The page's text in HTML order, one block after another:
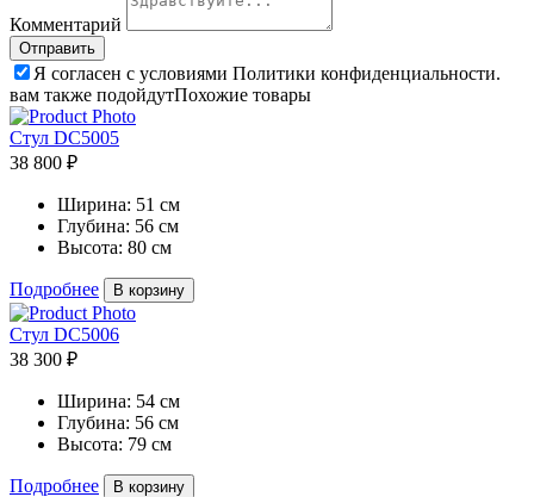
Комментарий
Я согласен с условиями Политики конфиденциальности.
вам также подойдутПохожие товары
Стул DC5005
38 800 ₽
Ширина: 51 см
Глубина: 56 см
Высота: 80 см
Подробнее В корзину
Стул DC5006
38 300 ₽
Ширина: 54 см
Глубина: 56 см
Высота: 79 см
Подробнее В корзину